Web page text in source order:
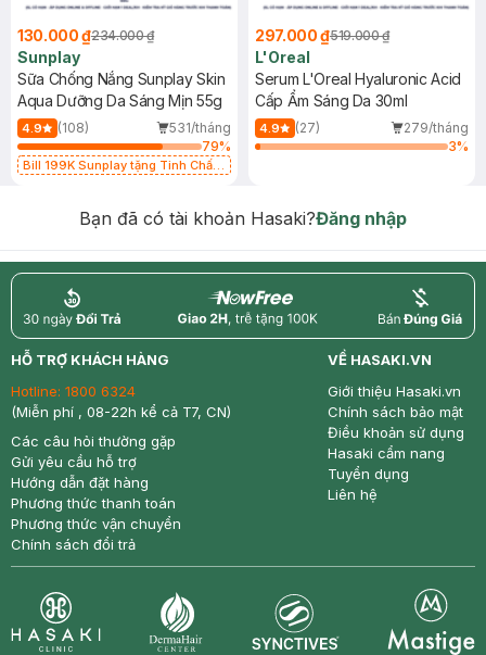
130.000 ₫234.000 ₫
Sunplay
Sữa Chống Nắng Sunplay Skin
Aqua Dưỡng Da Sáng Mịn 55g
4.9 (108)
531/tháng
79%
Bill 199K Sunplay tặng Tinh Chất
297.000 ₫519.000 ₫
L'Oreal
Serum L'Oreal Hyaluronic Acid
Cấp Ẩm Sáng Da 30ml
4.9 (27)
279/tháng
3%
Bạn đã có tài khoản Hasaki?Đăng nhập
return nowfree price
HỖ TRỢ KHÁCH HÀNG
Hotline: 1800 6324
(Miễn phí , 08-22h kể cả T7, CN)
Các câu hỏi thường gặp
Gửi yêu cầu hỗ trợ
Hướng dẫn đặt hàng
Phương thức thanh toán
Phương thức vận chuyển
Chính sách đổi trả
VỀ HASAKI.VN
Giới thiệu Hasaki.vn
Chính sách bảo mật
Điều khoản sử dụng
Hasaki cẩm nang
Tuyển dụng
Liên hệ